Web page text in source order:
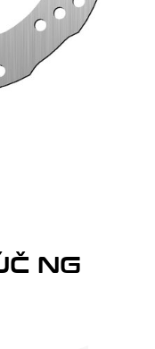
NG